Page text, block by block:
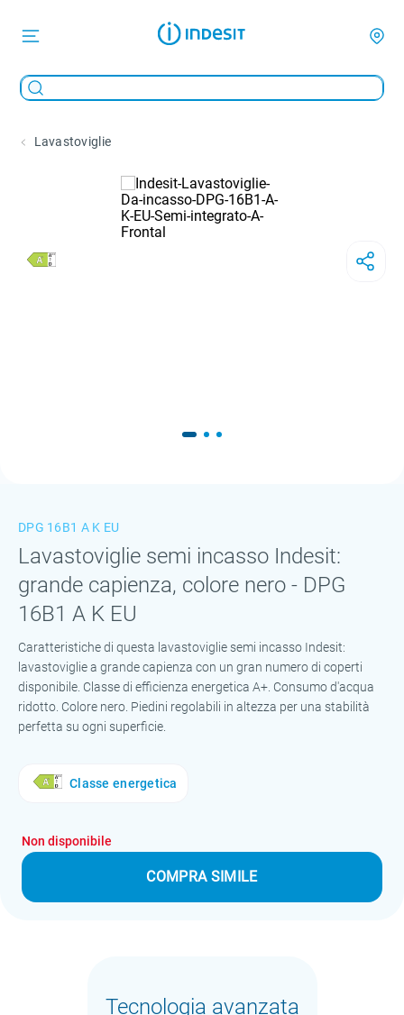
Lavastoviglie
DPG 16B1 A K EU
Lavastoviglie semi incasso Indesit:
grande capienza, colore nero - DPG
16B1 A K EU
Caratteristiche di questa lavastoviglie semi incasso Indesit:
lavastoviglie a grande capienza con un gran numero di coperti
disponibile. Classe di efficienza energetica A+. Consumo d'acqua
ridotto. Colore nero. Piedini regolabili in altezza per una stabilità
perfetta su ogni superficie.
Classe energetica
Non disponibile
COMPRA SIMILE
Tecnologia avanzata